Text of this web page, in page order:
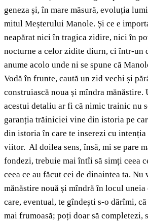
geneza și, în mare măsură, evoluția
mitul Meșterului Manole. Și ce e
neapărat nici în tragica zidire, nici în
nocturne a celor zidite diurn, ci într-un
anume acolo unde ni se spune că
Vodă în frunte, caută un zid vechi și
construiască noua și mîndra mănăstire.
acestui detaliu ar fi că nimic trainic nu
garanția trăiniciei vine din istoria pe
din istoria în care te inserezi cu intenția
viitor. Al doilea sens, însă, mi se pare
fondezi, trebuie mai întîi să simți ceea
ceea ce au făcut cei de dinaintea ta. Nu
mănăstire nouă și mîndră în locul uneia
care, eventual, te gîndești s-o dărîmi,
mai frumoasă; poți doar să completezi,